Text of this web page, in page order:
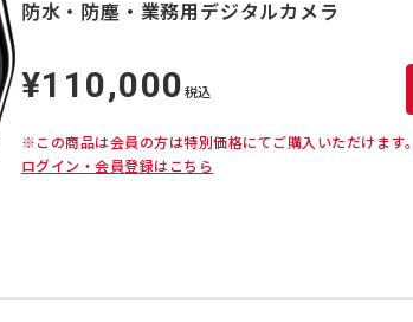
防水・防塵・業務用デジタルカメラ
定
価
¥110,000 税込
※この商品は会員の方は特別価格にてご購入いただけます。
ログイン・会員登録はこちら